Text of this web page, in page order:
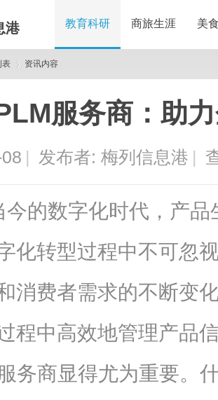
港 教育科研 商旅生涯 美
表 资讯内容
服务商：助
| 发布者: 梅列信息港 |
今的数字化时代，产
化转型过程中不可忽
消费者需求的不断变
程中高效地管理产品
务商显得尤为重要。